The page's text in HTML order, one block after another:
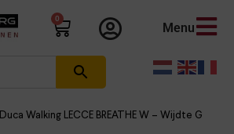
0
Menu
Duca Walking LECCE BREATHE W – Wijdte G